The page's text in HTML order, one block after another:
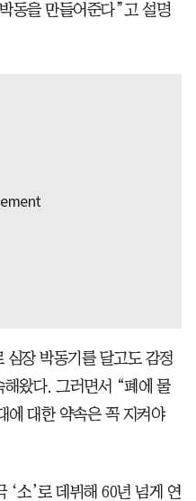
동을 만들어준다”고 설명
심장 박동기를 달고도 감정
왔다. 그러면서 “폐에 물
에 대한 약속은 꼭 지켜야
‘소’로 데뷔해 60년 넘게 연